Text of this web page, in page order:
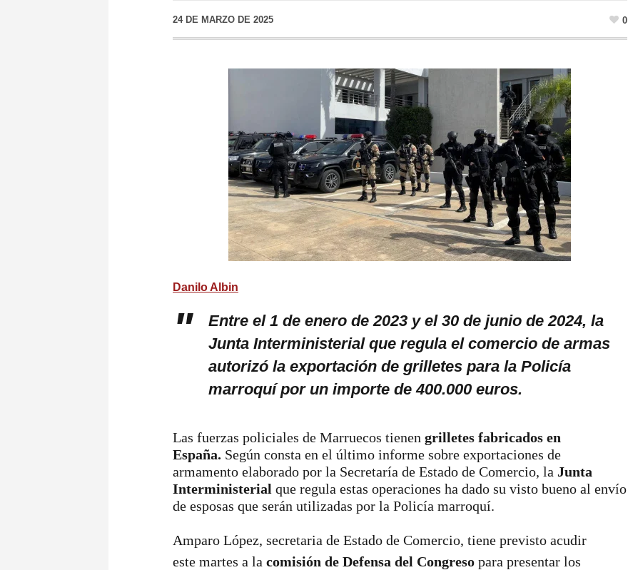
24 DE MARZO DE 2025 0
Danilo Albin
Entre el 1 de enero de 2023 y el 30 de junio de 2024, la
Junta Interministerial que regula el comercio de armas
autorizó la exportación de grilletes para la Policía
marroquí por un importe de 400.000 euros.
Las fuerzas policiales de Marruecos tienen grilletes fabricados en
España. Según consta en el último informe sobre exportaciones de
armamento elaborado por la Secretaría de Estado de Comercio, la Junta
Interministerial que regula estas operaciones ha dado su visto bueno al envío
de esposas que serán utilizadas por la Policía marroquí.
Amparo López, secretaria de Estado de Comercio, tiene previsto acudir
este martes a la comisión de Defensa del Congreso para presentar los